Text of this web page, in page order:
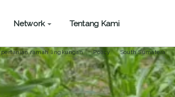
Network Tentang Kami
pertanian ramah lingkungan Policy South Sumatera